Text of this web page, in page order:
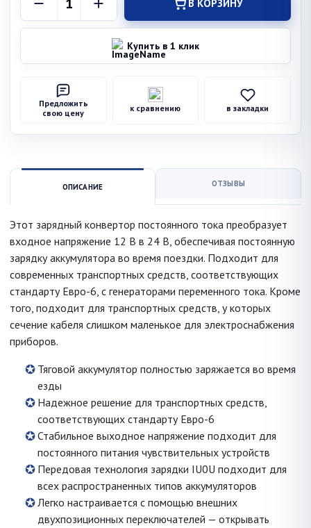
В КОРЗИНУ
Купить в 1 клик
Предложить
свою цену
к сравнению в закладки
ОПИСАНИЕ ОТЗЫВЫ
Этот зарядный конвертор постоянного тока преобразует
входное напряжение 12 В в 24 В, обеспечивая постоянную
зарядку аккумулятора во время поездки. Подходит для
современных транспортных средств, соответствующих
стандарту Евро-6, с генераторами переменного тока. Кроме
того, подходит для транспортных средств, у которых
сечение кабеля слишком маленькое для электроснабжения
приборов.
Тяговой аккумулятор полностью заряжается во время
езды
Надежное решение для транспортных средств,
соответствующих стандарту Евро-6
Стабильное выходное напряжение подходит для
постоянного питания чувствительных устройств
Передовая технология зарядки IU0U подходит для
всех распространенных типов аккумуляторов
Легко настраивается с помощью внешних
двухпозиционных переключателей — открывать